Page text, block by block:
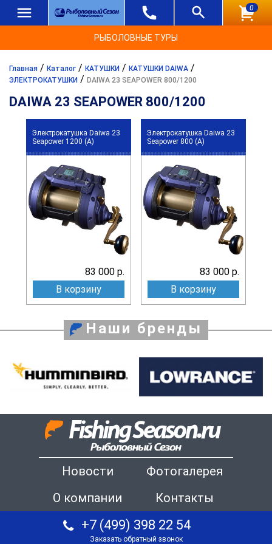
0
РЫБОЛОВНЫЕ ТУРЫ
Главная / Каталог / КАТУШКИ / КАТУШКИ DAIWA /
ЭЛЕКТРОКАТУШКИ / DAIWA 23 SEAPOWER 800/1200
DAIWA 23 SEAPOWER 800/1200
Электрокатушка Daiwa 23
Seapower 1200 (A)
83 000 р.
В корзину
Электрокатушка Daiwa 23
Seapower 800 (A)
83 000 р.
В корзину
Наши бренды
Новости
Фотогалерея
О компании
Контакты
+7 (499) 398 22 54
Заказать обратный звонок